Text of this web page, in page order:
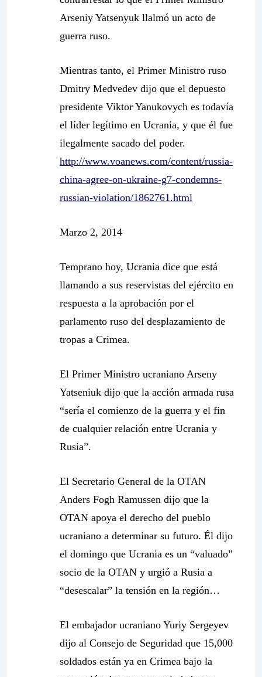
Arseniy Yatsenyuk llalmó un acto de
guerra ruso.
Mientras tanto, el Primer Ministro ruso
Dmitry Medvedev dijo que el depuesto
presidente Viktor Yanukovych es todavía
el líder legítimo en Ucrania, y que él fue
ilegalmente sacado del poder.
http://www.voanews.com/content/russia-
china-agree-on-ukraine-g7-condemns-
russian-violation/1862761.html
Marzo 2, 2014
Temprano hoy, Ucrania dice que está
llamando a sus reservistas del ejército en
respuesta a la aprobación por el
parlamento ruso del desplazamiento de
tropas a Crimea.
El Primer Ministro ucraniano Arseny
Yatseniuk dijo que la acción armada rusa
“sería el comienzo de la guerra y el fin
de cualquier relación entre Ucrania y
Rusia”.
El Secretario General de la OTAN
Anders Fogh Ramussen dijo que la
OTAN apoya el derecho del pueblo
ucraniano a determinar su futuro. Él dijo
el domingo que Ucrania es un “valuado”
socio de la OTAN y urgió a Rusia a
“desescalar” la tensión en la región…
El embajador ucraniano Yuriy Sergeyev
dijo al Consejo de Seguridad que 15,000
soldados están ya en Crimea bajo la